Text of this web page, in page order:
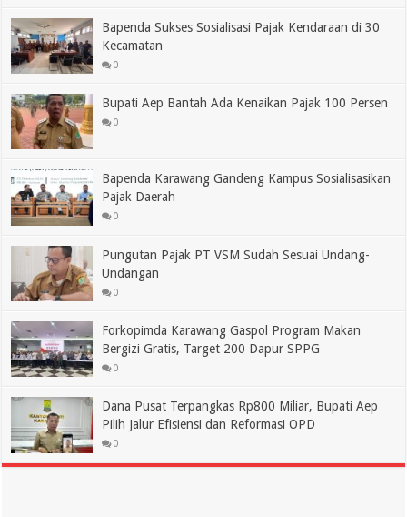
Bapenda Sukses Sosialisasi Pajak Kendaraan di 30
Kecamatan
0
Bupati Aep Bantah Ada Kenaikan Pajak 100 Persen
0
Bapenda Karawang Gandeng Kampus Sosialisasikan
Pajak Daerah
0
Pungutan Pajak PT VSM Sudah Sesuai Undang-
Undangan
0
Forkopimda Karawang Gaspol Program Makan
Bergizi Gratis, Target 200 Dapur SPPG
0
Dana Pusat Terpangkas Rp800 Miliar, Bupati Aep
Pilih Jalur Efisiensi dan Reformasi OPD
0